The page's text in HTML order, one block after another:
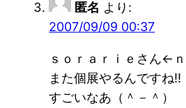
匿名 より:
2007/09/09 00:37
ｓｏｒａｒｉｅさん←
また個展やるんですね!!
すごいなあ（＾－＾）